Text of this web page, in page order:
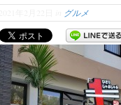
グルメ